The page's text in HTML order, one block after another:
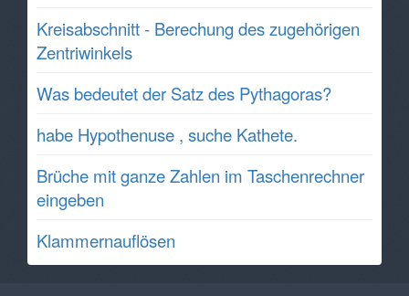
Kreisabschnitt - Berechung des zugehörigen
Zentriwinkels
Was bedeutet der Satz des Pythagoras?
habe Hypothenuse , suche Kathete.
Brüche mit ganze Zahlen im Taschenrechner
eingeben
Klammernauflösen